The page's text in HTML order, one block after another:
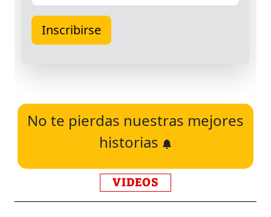
No te pierdas nuestras mejores
historias
VIDEOS